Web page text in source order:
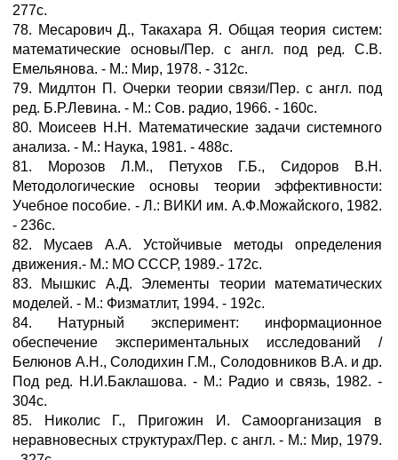
277с.
78. Месарович Д., Такахара Я. Общая теория систем:
математические основы/Пер. с англ. под ред. С.В.
Емельянова. - М.: Мир, 1978. - 312с.
79. Мидлтон П. Очерки теории связи/Пер. с англ. под
ред. Б.Р.Левина. - М.: Сов. радио, 1966. - 160с.
80. Моисеев Н.Н. Математические задачи системного
анализа. - М.: Наука, 1981. - 488с.
81. Морозов Л.М., Петухов Г.Б., Сидоров В.Н.
Методологические основы теории эффективности:
Учебное пособие. - Л.: ВИКИ им. А.Ф.Можайского, 1982.
- 236с.
82. Мусаев А.А. Устойчивые методы определения
движения.- М.: МО СССР, 1989.- 172с.
83. Мышкис А.Д. Элементы теории математических
моделей. - М.: Физматлит, 1994. - 192с.
84. Натурный эксперимент: информационное
обеспечение экспериментальных исследований /
Белюнов А.Н., Солодихин Г.М., Солодовников В.А. и др.
Под ред. Н.И.Баклашова. - М.: Радио и связь, 1982. -
304с.
85. Николис Г., Пригожин И. Самоорганизация в
неравновесных структурах/Пер. с англ. - М.: Мир, 1979.